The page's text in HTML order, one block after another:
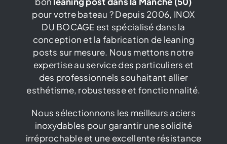
Catalogue
Contact
pour votre bateau ? Depuis 2006, INOX
DU BOCAGE est spécialisé dans la
conception et la fabrication de leaning
posts sur mesure. Nous mettons notre
expertise au service des particuliers et
des professionnels souhaitant allier
esthétisme, robustesse et fonctionnalité.
Nous sélectionnons les meilleurs aciers
inoxydables pour garantir une solidité
irréprochable et une excellente résistance